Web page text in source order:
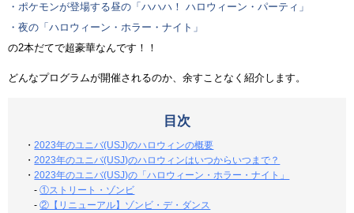
・ポケモンが登場する昼の「ハハハ！ ハロウィーン・パーティ」
・夜の「ハロウィーン・ホラー・ナイト」
の2本だてで超豪華なんです！！
どんなプログラムが開催されるのか、余すことなく紹介します。
目次
・2023年のユニバ(USJ)のハロウィンの概要
・2023年のユニバ(USJ)のハロウィンはいつからいつまで？
・2023年のユニバ(USJ)の「ハロウィーン・ホラー・ナイト」
-①ストリート・ゾンビ
-②【リニューアル】ゾンビ・デ・ダンス